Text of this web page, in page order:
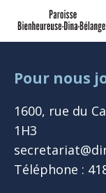
Pour nous
1600, rue du
1H3
Téléphone :